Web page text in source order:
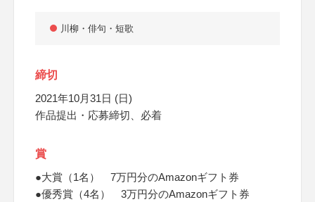
川柳・俳句・短歌
締切
2021年10月31日 (日)
作品提出・応募締切、必着
賞
●大賞（1名） 7万円分のAmazonギフト券
●優秀賞（4名） 3万円分のAmazonギフト券